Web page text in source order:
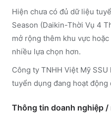
Hiện chưa có đủ dữ liệu
Season (Daikin-Thời Vụ 4
mở rộng thêm khu vực
nhiều lựa chọn hơn.
Công ty TNHH Việt Mỹ
tuyển dụng đang hoạt động
Thông tin doanh nghiệp /